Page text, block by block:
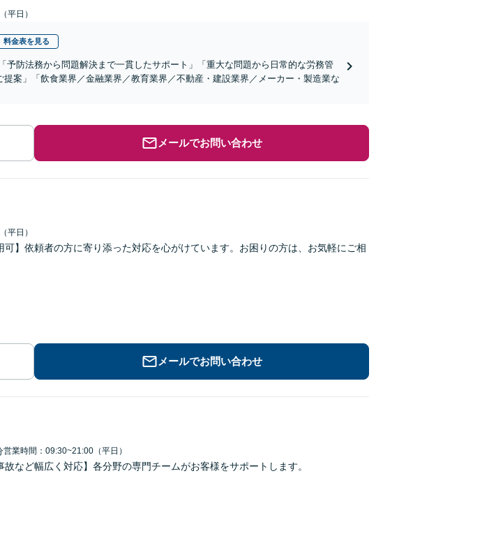
平日）
料金表を見る
予防法務から問題解決まで一貫したサポート」「重大な問題から日常的な労務管
案」「飲食業界／金融業界／教育業界／不動産・建設業界／メーカー・製造業な
メールでお問い合わせ
平日）
可】依頼者の方に寄り添った対応を心がけています。お困りの方は、お気軽にご相
メールでお問い合わせ
営業時間：09:30~21:00（平日）
故など幅広く対応】各分野の専門チームがお客様をサポートします。